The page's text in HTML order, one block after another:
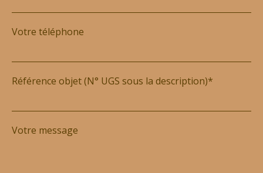
Votre téléphone
Référence objet (N° UGS sous la description)*
Votre message